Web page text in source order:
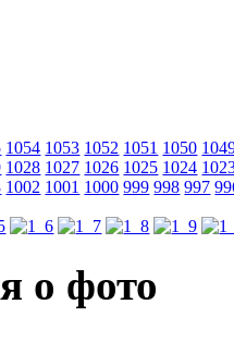
1054 1053 1052 1051 1050
1028 1027 1026 1025 1024
1002 1001 1000 999 998 997
о фото